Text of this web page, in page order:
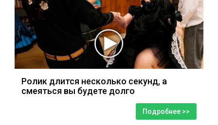
Ролик длится несколько секунд, а
смеяться вы будете долго
Подробнее >>